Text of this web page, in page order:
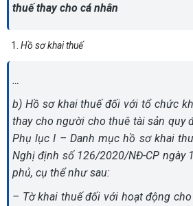
thuế thay cho cá nhân
Hồ sơ khai thuế
…
b) Hồ sơ khai thuế đối với tổ chức
thay cho người cho thuê tài sản quy
Phụ lục I – Danh mục hồ sơ khai
Nghị định số 126/2020/NĐ-CP ngày
phủ, cụ thể như sau:
– Tờ khai thuế đối với hoạt động